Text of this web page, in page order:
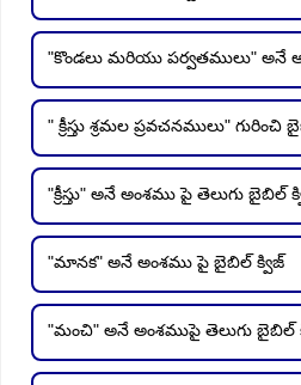
"కొండలు మరియు పర్వతములు" అనే
" క్రీస్తు శ్రమల ప్రవచనములు" గురించి
"క్రీస్తు" అనే అంశము పై తెలుగు బైబిల్
"మానక" అనే అంశము పై బైబిల్ క్విజ్
"మంచి" అనే అంశముపై తెలుగు బైబిల్